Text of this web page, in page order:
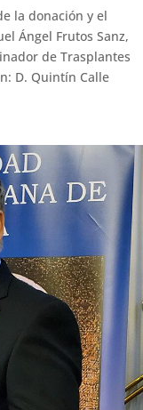
la donación y el
Ángel Frutos Sanz,
de Trasplantes
D. Quintín Calle